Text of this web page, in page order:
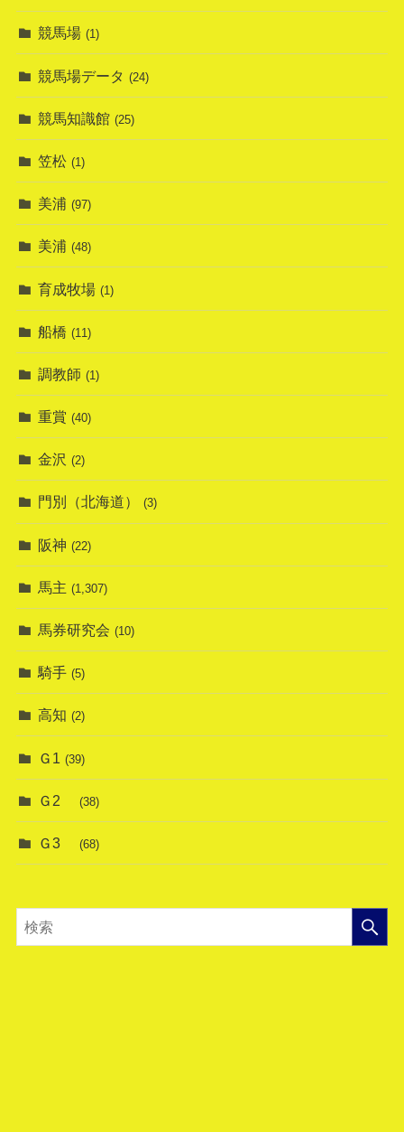
競馬場 (1)
競馬場データ (24)
競馬知識館 (25)
笠松 (1)
美浦 (97)
美浦 (48)
育成牧場 (1)
船橋 (11)
調教師 (1)
重賞 (40)
金沢 (2)
門別（北海道） (3)
阪神 (22)
馬主 (1,307)
馬券研究会 (10)
騎手 (5)
高知 (2)
Ｇ1 (39)
Ｇ2 (38)
Ｇ3 (68)